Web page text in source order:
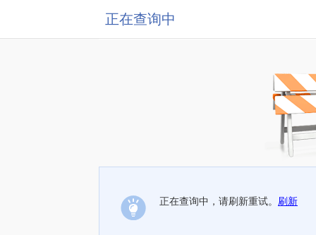
正在查询中
正在查询中，请刷新重试。 刷新